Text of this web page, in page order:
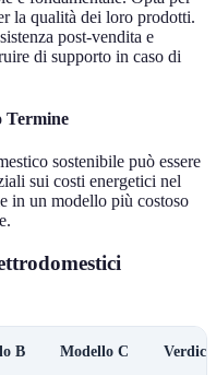
la qualità dei loro prodotti.
post-vendita e
di supporto in caso di
Termine
sostenibile può essere
sui costi energetici nel
in un modello più costoso
B Modello C Verdict